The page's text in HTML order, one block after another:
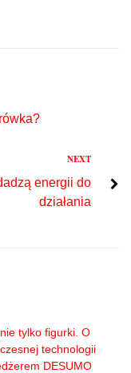
NEXT
energii do
działania
tylko figurki. O
technologii
DESUMO